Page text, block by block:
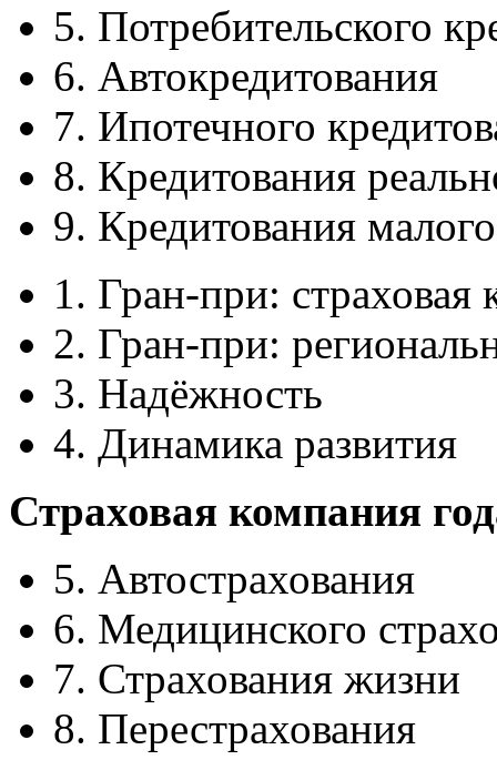
5. Потребительского
6. Автокредитования
7. Ипотечного
8. Кредитования
9. Кредитования
1. Гран-при: страховая
2. Гран-при:
3. Надёжность
4. Динамика развития
Страховая компания
5. Автострахования
6. Медицинского
7. Страхования жизни
8. Перестрахования